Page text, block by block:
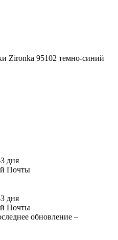
Zironka 95102 темно-синий
дня
Почты
дня
Почты
обновление –